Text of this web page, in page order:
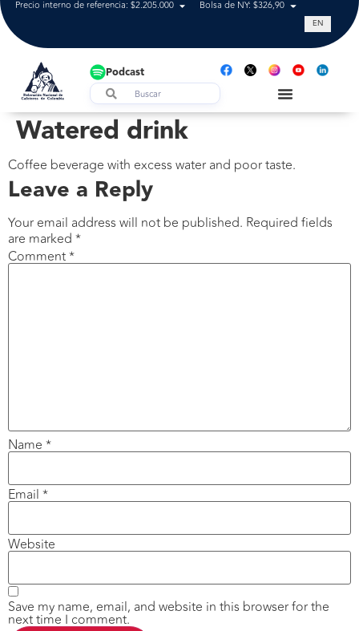
Precio interno de referencia: $2.205.000 Bolsa de NY: $326,90 Tasa de
EN
Podcast
Watered drink
Coffee beverage with excess water and poor taste.
Leave a Reply
Your email address will not be published. Required fields
are marked *
Comment*
Name *
Email *
Website
Save my name, email, and website in this browser for the
next time I comment.